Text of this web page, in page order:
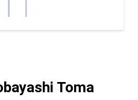
Toma